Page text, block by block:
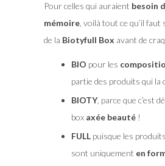
Pour celles qui auraient besoin
mémoire, voilà tout ce qu’il
de la Biotyfull Box avant de
BIO pour les
partie des produits qui la
BIOTY, parce que c’est
box axée beauté!
FULLpuisque les
sont uniquement en